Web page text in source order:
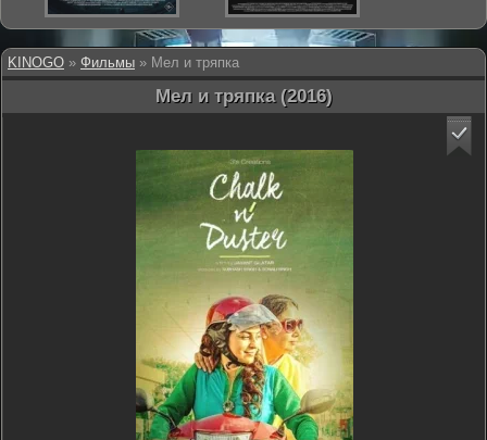
KINOGO » Фильмы » Мел и тряпка
Мел и тряпка (2016)